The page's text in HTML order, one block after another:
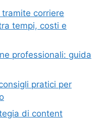
corriere
tempi, costi e
professionali: guida
pratici per
di content